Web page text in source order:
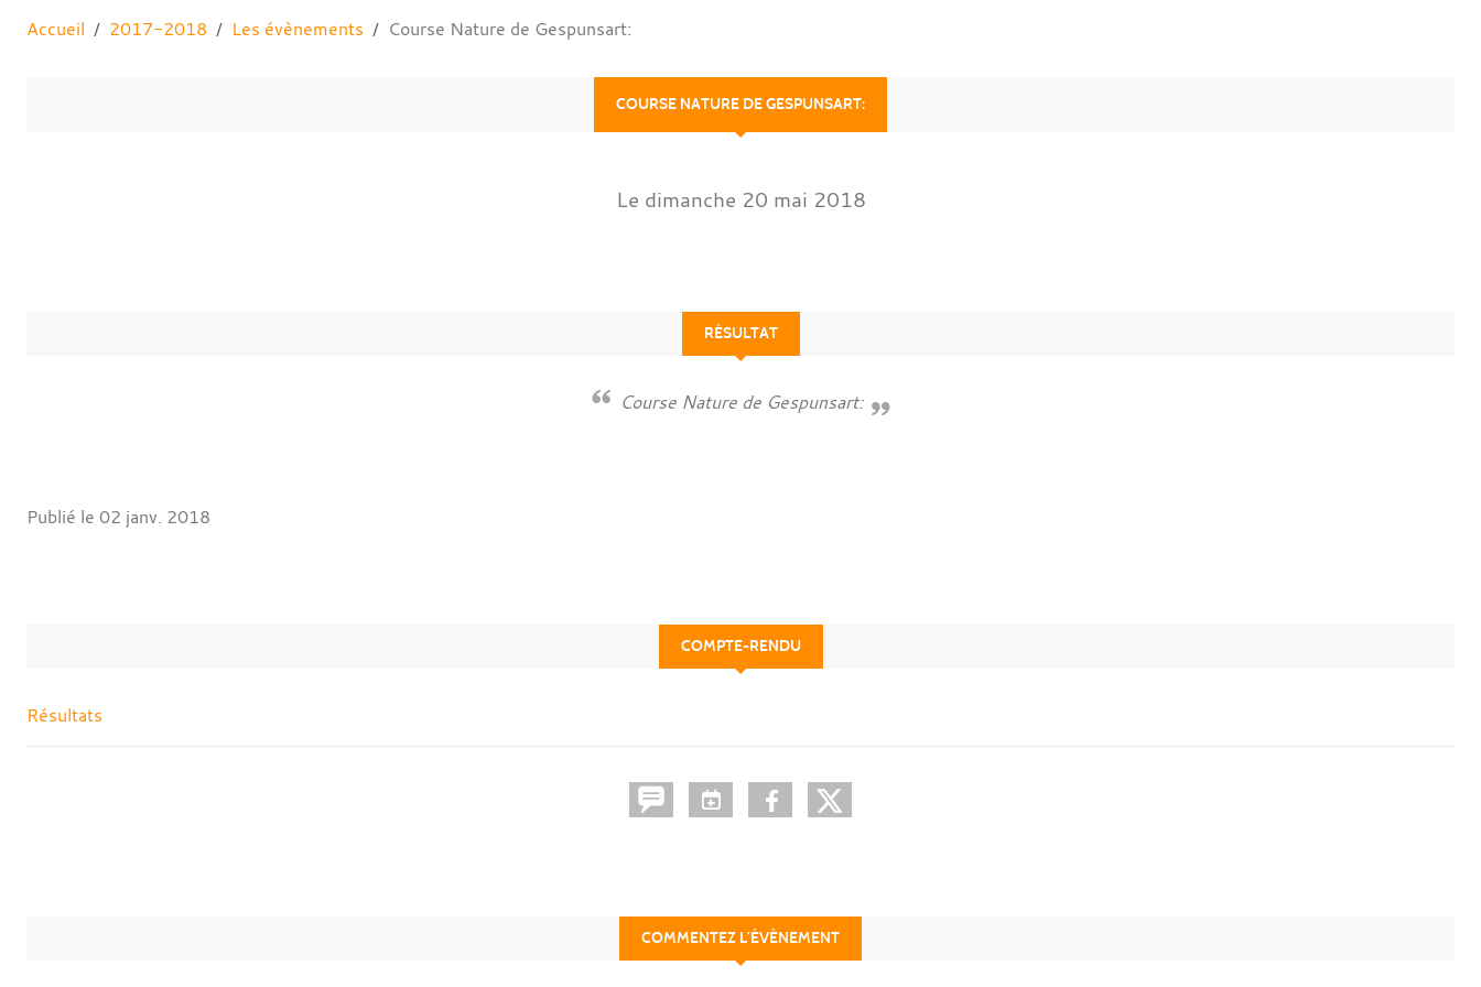
Accueil 2017-2018 Les évènements Course Nature de Gespunsart:
COURSE NATURE DE GESPUNSART:
Le dimanche 20 mai 2018
RÉSULTAT
Course Nature de Gespunsart:
Publié le 02 janv. 2018
COMPTE-RENDU
Résultats
COMMENTEZ L’ÉVÈNEMENT